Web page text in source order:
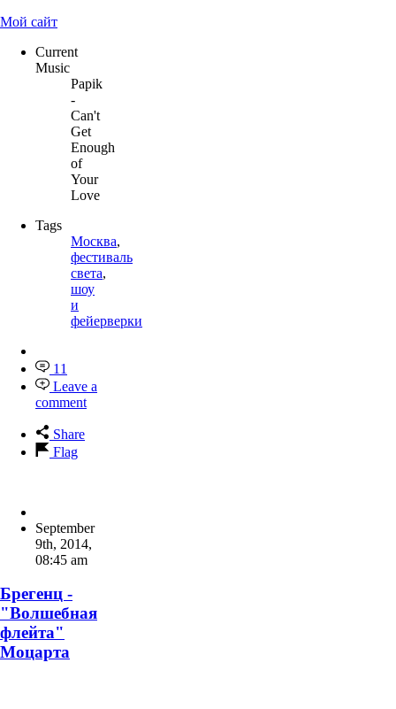
Мой сайт
Current
Music
Papik
-
Can't
Get
Enough
of
Your
Love
Tags
Москва,
фестиваль
света,
шоу
и
фейерверки
11
Leave a
comment
Share
Flag
September
9th, 2014,
08:45 am
Брегенц -
"Волшебная
флейта"
Моцарта